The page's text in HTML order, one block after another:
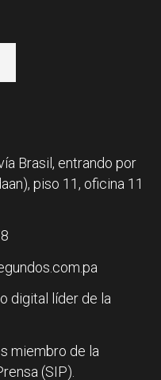
Brasil, entrando por
piso 11, oficina 11
digital líder de la
miembro de la
(SIP).